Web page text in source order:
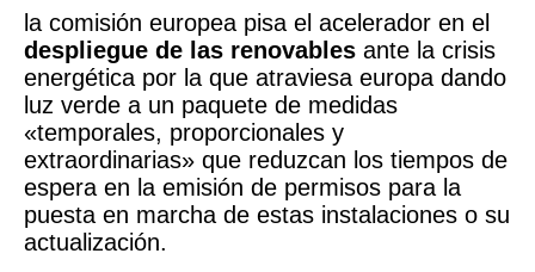
la comisión europea pisa el acelerador en el
despliegue de las renovables ante la crisis
energética por la que atraviesa europa dando
luz verde a un paquete de medidas
«temporales, proporcionales y
extraordinarias» que reduzcan los tiempos de
espera en la emisión de permisos para la
puesta en marcha de estas instalaciones o su
actualización.